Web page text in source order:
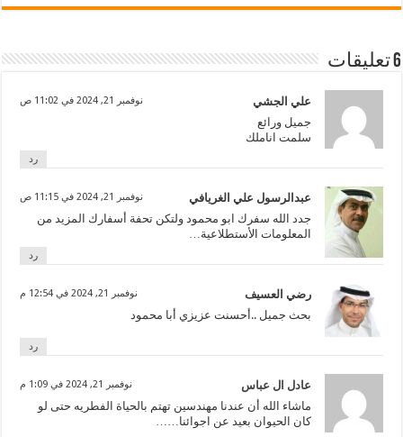
6 تعليقات
علي الجشي نوفمبر 21, 2024 في 11:02 ص
جميل ورائع
سلمت اناملك
رد
عبدالرسول علي الغريافي نوفمبر 21, 2024 في 11:15 ص
جدد الله سفرك ابو محمود ولتكن تحفة أسفارك المزيد من
المعلومات الأستطلاعية…
رد
رضي العسيف نوفمبر 21, 2024 في 12:54 م
بحث جميل ..أحسنت عزيزي أبا محمود
رد
عادل ال عباس نوفمبر 21, 2024 في 1:09 م
ماشاء الله أن عندنا مهندسين تهتم بالحياة الفطريه حتى لو
كان الحيوان بعيد عن اجوائنا……